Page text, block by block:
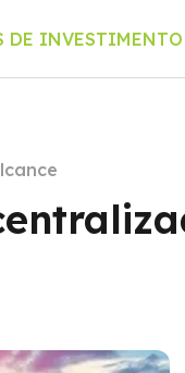
DE INVESTIMENTO